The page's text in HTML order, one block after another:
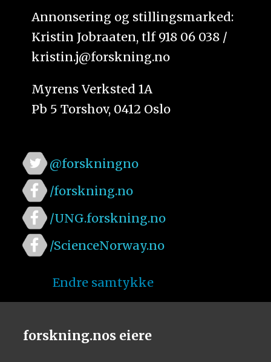
Annonsering og stillingsmarked:
Kristin Jobraaten, tlf 918 06 038 /
kristin.j@forskning.no
Myrens Verksted 1A
Pb 5 Torshov, 0412 Oslo
@forskningno
/forskning.no
/UNG.forskning.no
/ScienceNorway.no
Endre samtykke
forskning.nos eiere